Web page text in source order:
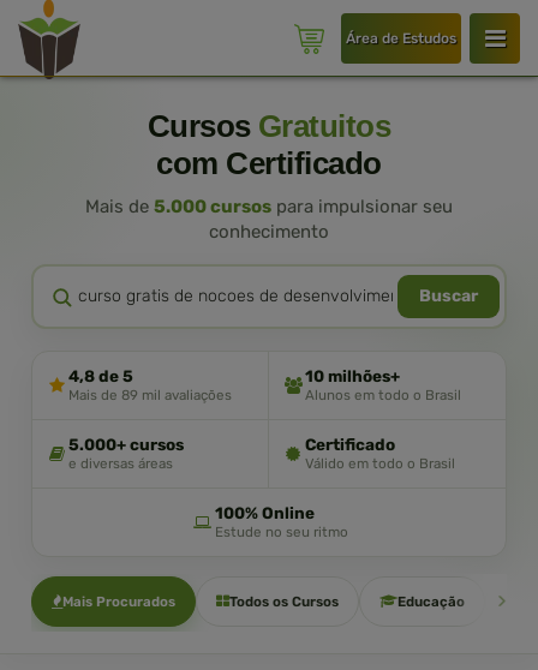
Área de Estudos
Cursos Gratuitos
com Certificado
Mais de 5.000 cursos para impulsionar seu
conhecimento
Buscar
4,8 de 5
Mais de 89 mil avaliações
10 milhões+
Alunos em todo o Brasil
5.000+ cursos
e diversas áreas
Certificado
Válido em todo o Brasil
100% Online
Estude no seu ritmo
Mais Procurados Todos os Cursos Educação